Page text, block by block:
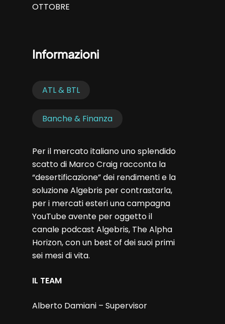
OTTOBRE
Informazioni
ATL & BTL
Banche & Finanza
Per il mercato italiano uno splendido
scatto di Marco Craig racconta la
“desertificazione” dei rendimenti e la
soluzione Algebris per contrastarla,
per i mercati esteri una campagna
YouTube avente per oggetto il
canale podcast Algebris, The Alpha
Horizon, con un best of dei suoi primi
sei mesi di vita.
IL TEAM
Alberto Damiani – Supervisor